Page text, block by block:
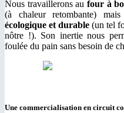
Nous travaillerons au four à
(à chaleur retombante)
écologique et durable (un tel
nôtre !). Son inertie nous
foulée du pain sans besoin de
Une commercialisation en circuit